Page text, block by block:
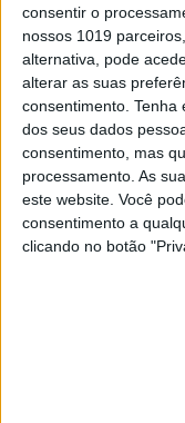
consentir o
nossos 1019
alternativa, pode
alterar as suas
consentimento. Tenha
dos seus dados
consentimento, mas
processamento. As
este website. Você
consentimento a
clicando no botão
SITES DO
Visão